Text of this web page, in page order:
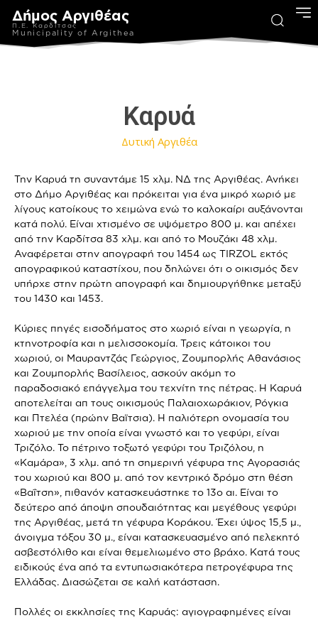
Δήμος Αργιθέας
Π.Ε. Καρδίτσας
Municipality of Argithea
Καρυά
Δυτική Αργιθέα
Την Καρυά τη συναντάμε 15 χλμ. ΝΔ της Αργιθέας. Ανήκει
στο Δήμο Αργιθέας και πρόκειται για ένα μικρό χωριό με
λίγους κατοίκους το χειμώνα ενώ το καλοκαίρι αυξάνονται
κατά πολύ. Είναι χτισμένο σε υψόμετρο 800 μ. και απέχει
από την Καρδίτσα 83 χλμ. και από το Μουζάκι 48 χλμ.
Αναφέρεται στην απογραφή του 1454 ως TIRZOL εκτός
απογραφικού καταστίχου, που δηλώνει ότι ο οικισμός δεν
υπήρχε στην πρώτη απογραφή και δημιουργήθηκε μεταξύ
του 1430 και 1453.
Κύριες πηγές εισοδήματος στο χωριό είναι η γεωργία, η
κτηνοτροφία και η μελισσοκομία. Τρεις κάτοικοι του
χωριού, οι Μαυραντζάς Γεώργιος, Ζουμπορλής Αθανάσιος
και Ζουμπορλής Βασίλειος, ασκούν ακόμη το
παραδοσιακό επάγγελμα του τεχνίτη της πέτρας. Η Καρυά
αποτελείται απ τους οικισμούς Παλαιοχωράκιον, Ρόγκια
και Πτελέα (πρώην Βαϊτσια). Η παλιότερη ονομασία του
χωριού με την οποία είναι γνωστό και το γεφύρι, είναι
Τριζόλο. Το πέτρινο τοξωτό γεφύρι του Τριζόλου, η
«Καμάρα», 3 χλμ. από τη σημερινή γέφυρα της Αγορασιάς
του χωριού και 800 μ. από τον κεντρικό δρόμο στη θέση
«Βαΐτση», πιθανόν κατασκευάστηκε το 13ο αι. Είναι το
δεύτερο από άποψη σπουδαιότητας και μεγέθους γεφύρι
της Αργιθέας, μετά τη γέφυρα Κοράκου. Έχει ύψος 15,5 μ.,
άνοιγμα τόξου 30 μ., είναι κατασκευασμένο από πελεκητό
ασβεστόλιθο και είναι θεμελιωμένο στο βράχο. Κατά τους
ειδικούς ένα από τα εντυπωσιακότερα πετρογέφυρα της
Ελλάδας. Διασώζεται σε καλή κατάσταση.
Πολλές οι εκκλησίες της Καρυάς: αγιογραφημένες είναι